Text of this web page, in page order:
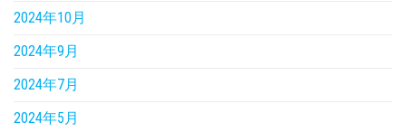
2024年10月
2024年9月
2024年7月
2024年5月